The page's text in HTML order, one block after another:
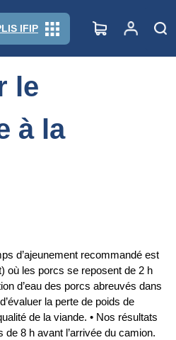
IFIP
le
à la
d’ajeunement recommandé est
où les porcs se reposent de 2 h
d’eau des porcs abreuvés dans
la perte de poids de
de la viande. • Nos résultats
8 h avant l’arrivée du camion.